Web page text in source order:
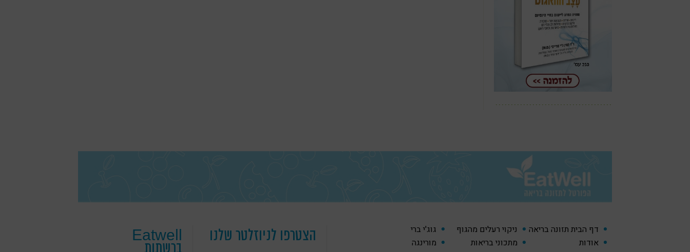
דף הבית תזונה בריאה ניקוי רעלים מהגוף
גוג'י ברי
אודות
מתכוני בריאות
מורינגה
הצטרפו לניוזלטר שלנו Eatwell
ברשתות